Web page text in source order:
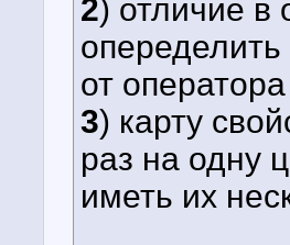
2) отличие в
от оператора
3) карту
раз на одну
иметь их